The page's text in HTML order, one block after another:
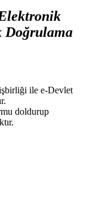
Doğrulama
ile e-Devlet
doldurup